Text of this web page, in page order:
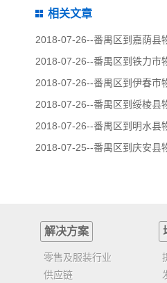
相关文章
2018-07-26--番禺区到嘉荫县
2018-07-26--番禺区到铁力市
2018-07-26--番禺区到伊春市
2018-07-26--番禺区到绥棱县
2018-07-26--番禺区到明水县
2018-07-25--番禺区到庆安县
解决方案
零售及服装行业
供应链